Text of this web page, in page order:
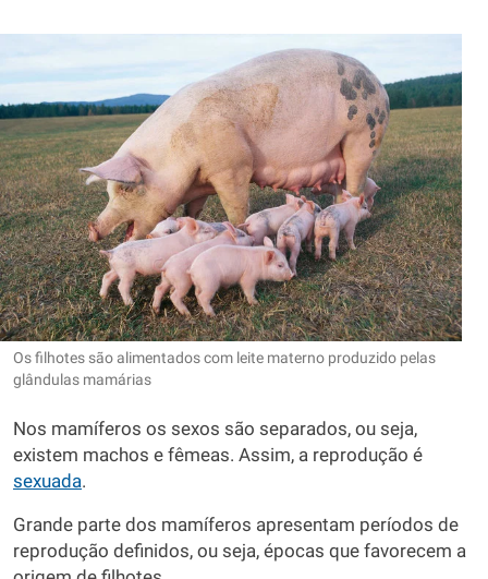
Os filhotes são alimentados com leite materno produzido pelas
glândulas mamárias
Nos mamíferos os sexos são separados, ou seja,
existem machos e fêmeas. Assim, a reprodução é
sexuada.
Grande parte dos mamíferos apresentam períodos de
reprodução definidos, ou seja, épocas que favorecem a